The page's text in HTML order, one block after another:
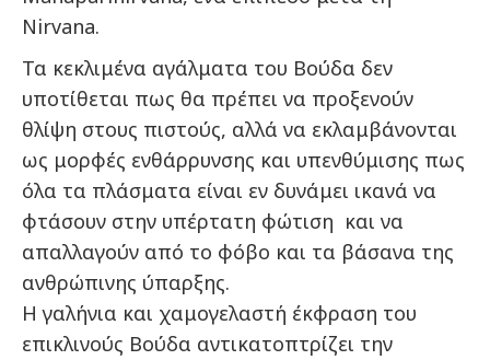
Nirvana.
Τα κεκλιμένα αγάλματα του Βούδα δεν
υποτίθεται πως θα πρέπει να προξενούν
θλίψη στους πιστούς, αλλά να εκλαμβάνονται
ως μορφές ενθάρρυνσης και υπενθύμισης πως
όλα τα πλάσματα είναι εν δυνάμει ικανά να
φτάσουν στην υπέρτατη φώτιση και να
απαλλαγούν από το φόβο και τα βάσανα της
ανθρώπινης ύπαρξης.
Η γαλήνια και χαμογελαστή έκφραση του
επικλινούς Βούδα αντικατοπτρίζει την